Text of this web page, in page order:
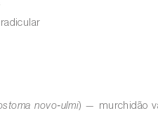
novo‑ulmi) — murchidão